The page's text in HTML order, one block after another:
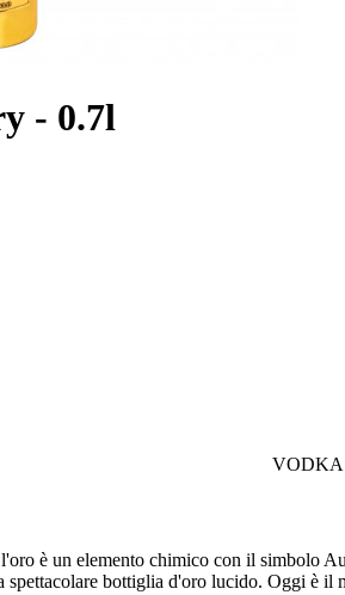
- 0.7l
VODKA
è un elemento chimico con il simbolo
spettacolare bottiglia d'oro lucido. Oggi è